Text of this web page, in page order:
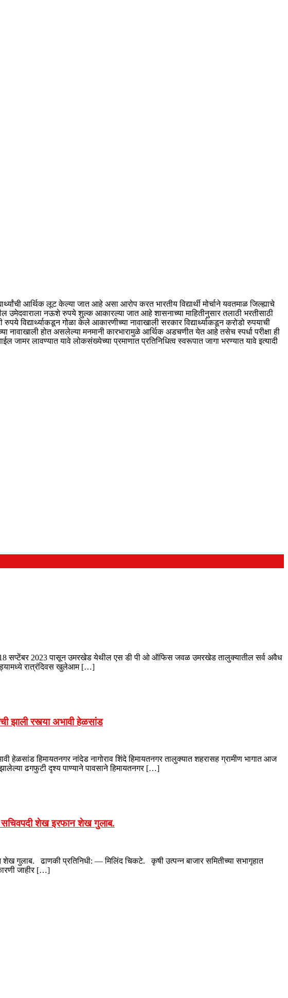
आर्थिक लूट केल्या जात आहे असा आरोप करत भारतीय विद्यार्थी मोर्चाने यवतमाळ जिल्ह्याचे
उमेदवाराला नऊशे रुपये शुल्क आकारल्या जात आहे शासनाच्या माहितीनुसार तलाठी भरतीसाठी
विद्यार्थ्याकडून गोळा केले आकारणीच्या नावाखाली सरकार विद्यार्थ्याकडून करोडो रुपयाची
नावाखाली होत असलेल्या मनमानी कारभारामुळे आर्थिक अडचणीत येत आहे तसेच स्पर्धा परीक्षा ही
जामर लावण्यात यावे लोकसंख्येच्या प्रमाणात प्रतिनिधित्व स्वरूपात जागा भरण्यात यावे इत्यादी
सप्टेंबर 2023 पासून उमरखेड येथील एस डी पी ओ ऑफिस जवळ उमरखेड तालुक्यातील सर्व अवैध
रात्रंदिवस खुलेआम […]
झाली रस्त्या अभावी हेळसांड
हेळसांड हिमायतनगर नांदेड नागोराव शिंदे हिमायतनगर तालुक्यात शहरासह ग्रामीण भागात आज
ढगफुटी दृश्य पाण्याने पावसाने हिमायतनगर […]
शेख इरफान शेख गुलाब.
गुलाब. ढाणकी प्रतिनिधी: — मिलिंद चिकटे. कृषी उत्पन्न बाजार समितीच्या सभागृहात
जाहीर […]